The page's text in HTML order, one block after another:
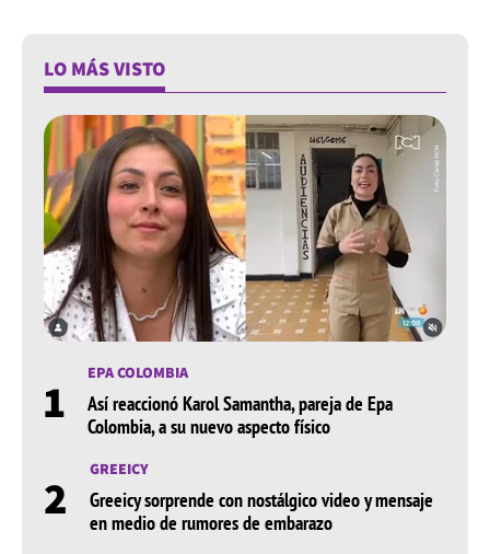
LO MÁS VISTO
1 EPA COLOMBIA
Así reaccionó Karol Samantha, pareja de Epa
Colombia, a su nuevo aspecto físico
2 GREEICY
Greeicy sorprende con nostálgico video y mensaje
en medio de rumores de embarazo